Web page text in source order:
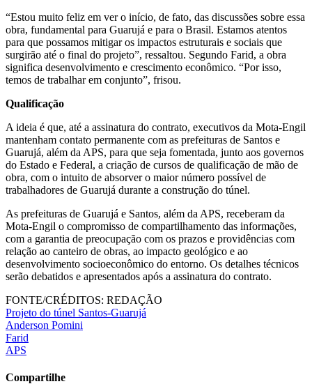
“Estou muito feliz em ver o início, de fato, das discussões sobre essa
obra, fundamental para Guarujá e para o Brasil. Estamos atentos
para que possamos mitigar os impactos estruturais e sociais que
surgirão até o final do projeto”, ressaltou. Segundo Farid, a obra
significa desenvolvimento e crescimento econômico. “Por isso,
temos de trabalhar em conjunto”, frisou.
Qualificação
A ideia é que, até a assinatura do contrato, executivos da Mota-Engil
mantenham contato permanente com as prefeituras de Santos e
Guarujá, além da APS, para que seja fomentada, junto aos governos
do Estado e Federal, a criação de cursos de qualificação de mão de
obra, com o intuito de absorver o maior número possível de
trabalhadores de Guarujá durante a construção do túnel.
As prefeituras de Guarujá e Santos, além da APS, receberam da
Mota-Engil o compromisso de compartilhamento das informações,
com a garantia de preocupação com os prazos e providências com
relação ao canteiro de obras, ao impacto geológico e ao
desenvolvimento socioeconômico do entorno. Os detalhes técnicos
serão debatidos e apresentados após a assinatura do contrato.
FONTE/CRÉDITOS: REDAÇÃO
Projeto do túnel Santos-Guarujá
Anderson Pomini
Farid
APS
Compartilhe